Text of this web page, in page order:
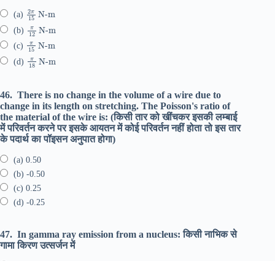
(a) 2π 15
N-m
(b) π12
N-m
(c) π15
N-m
(d) π18
N-m
46. There is no change in the volume of a wire due to
change in its length on stretching. The Poisson's ratio of
the material of the wire is: (किसी तार को खींचकर इसकी लम्बाई
में परिवर्तन करने पर इसके आयतन में कोई परिवर्तन नहीं होता तो इस तार
के पदार्थ का पॉइसन अनुपात होगा)
(a) 0.50
(b) -0.50
(c) 0.25
(d) -0.25
47. In gamma ray emission from a nucleus: किसी नाभिक से
गामा किरण उत्सर्जन में